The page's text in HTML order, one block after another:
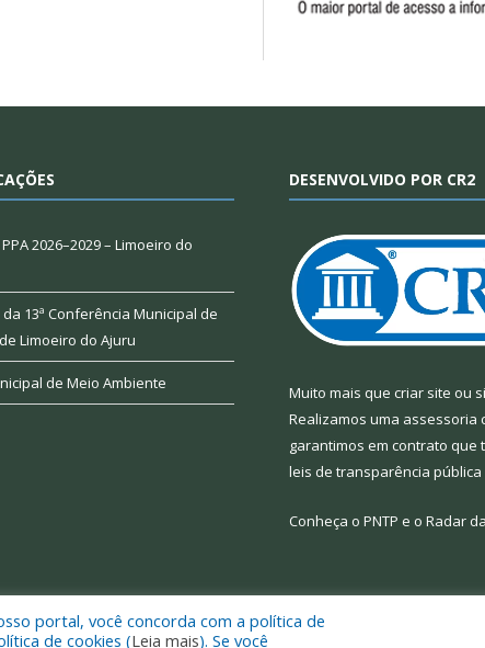
2026–2029 – Limoeiro do
13ª Conferência Municipal de
Limoeiro do Ajuru
de Meio Ambiente
DESENVOLVIDO POR CR2
Muito mais que criar site ou
Realizamos uma assessoria
garantimos em contrato que
leis de transparência pública
Conheça o PNTP e o Radar
Mapa do Site
portal, você concorda com a política de
de cookies (Leia mais). Se você